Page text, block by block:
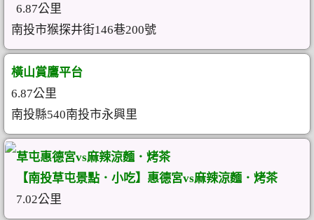
6.87公里
南投市猴探井街146巷200號
橫山賞鷹平台
6.87公里
南投縣540南投市永興里
草屯惠德宮vs麻辣涼麵．烤茶
【南投草屯景點．小吃】惠德宮vs麻辣涼麵．烤茶
7.02公里